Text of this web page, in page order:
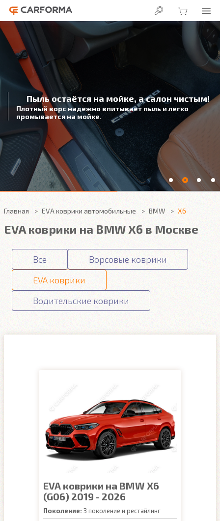
Пыль остаётся на мойке, а салон чистым!
Плотный ворс надежно впитывает пыль и легко
промывается на мойке.
Главная EVA коврики автомобильные BMW X6
EVA коврики на BMW X6 в Москве
Все
Ворсовые коврики
EVA коврики
Водительские коврики
EVA коврики на BMW X6
(G06) 2019 - 2026
Поколение: 3 поколение и рестайлинг